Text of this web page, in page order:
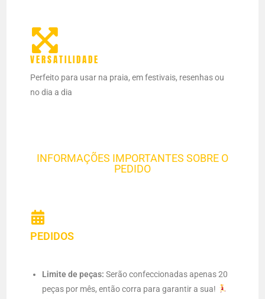
VERSATILIDADE
Perfeito para usar na praia, em festivais, resenhas ou
no dia a dia
INFORMAÇÕES IMPORTANTES SOBRE O
PEDIDO
PEDIDOS
Limite de peças: Serão confeccionadas apenas 20
peças por mês, então corra para garantir a sua!